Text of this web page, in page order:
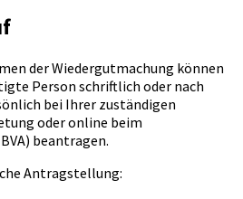
der Wiedergutmachung können
Person schriftlich oder nach
bei Ihrer zuständigen
oder online beim
beantragen.
Antragstellung: